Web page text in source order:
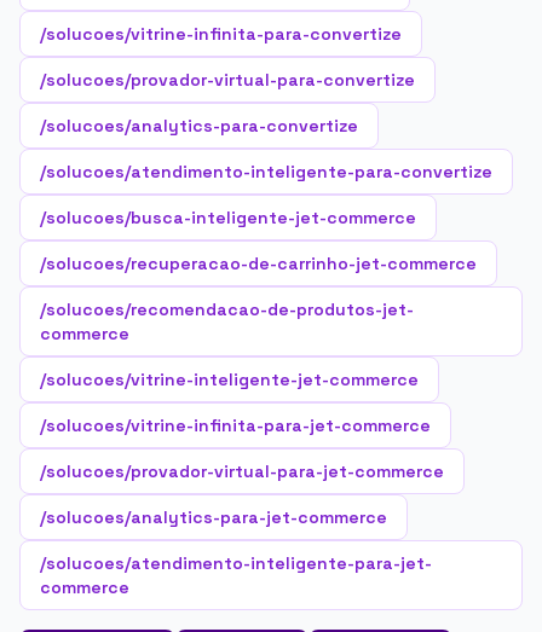
/solucoes/vitrine-infinita-para-convertize
/solucoes/provador-virtual-para-convertize
/solucoes/analytics-para-convertize
/solucoes/atendimento-inteligente-para-convertize
/solucoes/busca-inteligente-jet-commerce
/solucoes/recuperacao-de-carrinho-jet-commerce
/solucoes/recomendacao-de-produtos-jet-
commerce
/solucoes/vitrine-inteligente-jet-commerce
/solucoes/vitrine-infinita-para-jet-commerce
/solucoes/provador-virtual-para-jet-commerce
/solucoes/analytics-para-jet-commerce
/solucoes/atendimento-inteligente-para-jet-
commerce